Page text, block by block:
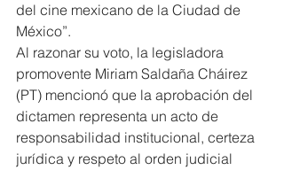
del cine mexicano de la Ciudad de
México”.
Al razonar su voto, la legisladora
promovente Miriam Saldaña Cháirez
(PT) mencionó que la aprobación del
dictamen representa un acto de
responsabilidad institucional, certeza
jurídica y respeto al orden judicial